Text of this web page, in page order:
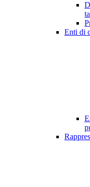
Enti di